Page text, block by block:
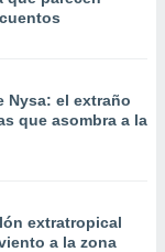
Nysa: el extraño
que asombra a la
extratropical
a la zona